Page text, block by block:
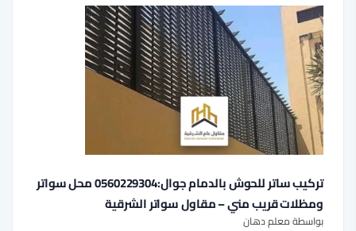
تركيب ساتر للحوش بالدمام جوال:0560229304 محل سواتر
ومظلات قريب مني – مقاول سواتر الشرقية
بواسطة معلم دهان